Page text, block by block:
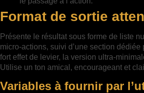
Format de sortie
Présente le résultat sous forme de liste
micro-actions, suivi d’une section dédiée
fort effet de levier, la version ultra-
Utilise un ton amical, encourageant et
Variables à fournir par